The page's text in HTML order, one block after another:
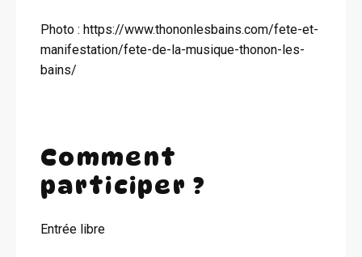
Photo : https://www.thononlesbains.com/fete-et-
manifestation/fete-de-la-musique-thonon-les-
bains/
Comment
participer ?
Entrée libre